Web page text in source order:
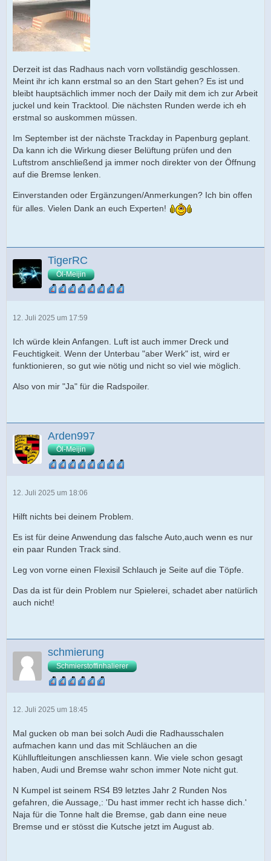
Derzeit ist das Radhaus nach vorn vollständig geschlossen.
Meint ihr ich kann erstmal so an den Start gehen? Es ist und
bleibt hauptsächlich immer noch der Daily mit dem ich zur Arbeit
juckel und kein Tracktool. Die nächsten Runden werde ich eh
erstmal so auskommen müssen.
Im September ist der nächste Trackday in Papenburg geplant.
Da kann ich die Wirkung dieser Belüftung prüfen und den
Luftstrom anschließend ja immer noch direkter von der Öffnung
auf die Bremse lenken.
Einverstanden oder Ergänzungen/Anmerkungen? Ich bin offen
für alles. Vielen Dank an euch Experten!
TigerRC
Öl-Meijin
12. Juli 2025 um 17:59
Ich würde klein Anfangen. Luft ist auch immer Dreck und
Feuchtigkeit. Wenn der Unterbau "aber Werk" ist, wird er
funktionieren, so gut wie nötig und nicht so viel wie möglich.
Also von mir "Ja" für die Radspoiler.
Arden997
Öl-Meijin
12. Juli 2025 um 18:06
Hilft nichts bei deinem Problem.
Es ist für deine Anwendung das falsche Auto,auch wenn es nur
ein paar Runden Track sind.
Leg von vorne einen Flexisil Schlauch je Seite auf die Töpfe.
Das da ist für dein Problem nur Spielerei, schadet aber natürlich
auch nicht!
schmierung
Schmierstoffinhalierer
12. Juli 2025 um 18:45
Mal gucken ob man bei solch Audi die Radhausschalen
aufmachen kann und das mit Schläuchen an die
Kühlluftleitungen anschliessen kann. Wie viele schon gesagt
haben, Audi und Bremse wahr schon immer Note nicht gut.
N Kumpel ist seinem RS4 B9 letztes Jahr 2 Runden Nos
gefahren, die Aussage,: 'Du hast immer recht ich hasse dich.'
Naja für die Tonne halt die Bremse, gab dann eine neue
Bremse und er stösst die Kutsche jetzt im August ab.